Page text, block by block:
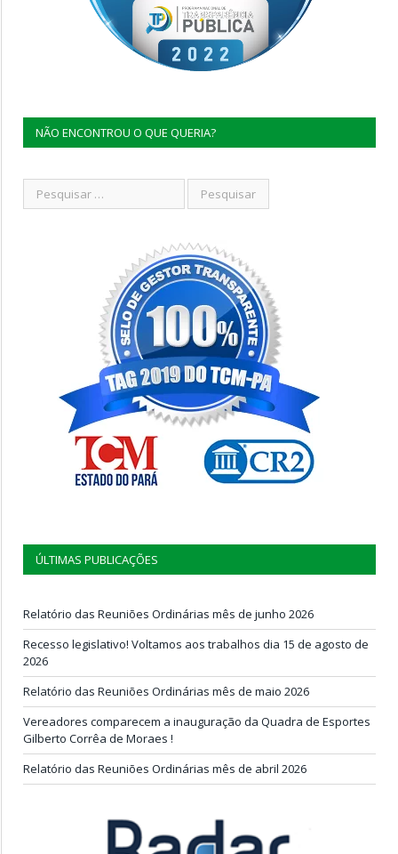
NÃO ENCONTROU O QUE QUERIA?
ÚLTIMAS PUBLICAÇÕES
Relatório das Reuniões Ordinárias mês de junho 2026
Recesso legislativo! Voltamos aos trabalhos dia 15 de agosto de
2026
Relatório das Reuniões Ordinárias mês de maio 2026
Vereadores comparecem a inauguração da Quadra de Esportes
Gilberto Corrêa de Moraes !
Relatório das Reuniões Ordinárias mês de abril 2026